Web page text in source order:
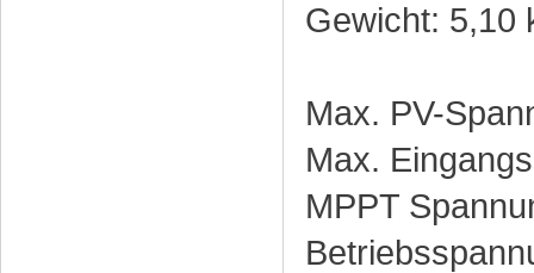
Gewicht: 5,10
Max. PV-
Max.
MPPT